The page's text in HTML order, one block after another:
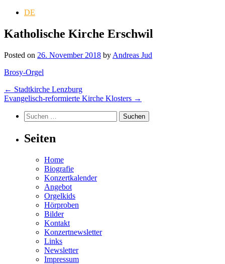
DE
Katholische Kirche Erschwil
Posted on 26. November 2018 by Andreas Jud
Brosy-Orgel
Post
navigation
← Stadtkirche Lenzburg
Evangelisch-reformierte Kirche Klosters →
Suchen
nach:
Seiten
Home
Biografie
Konzertkalender
Angebot
Orgelkids
Hörproben
Bilder
Kontakt
Konzertnewsletter
Links
Newsletter
Impressum